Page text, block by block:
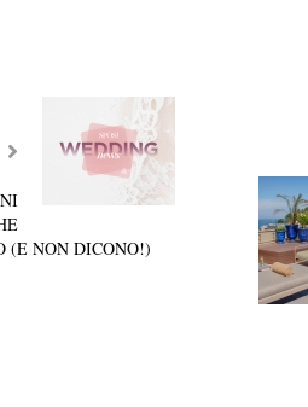
(E NON DICONO!)